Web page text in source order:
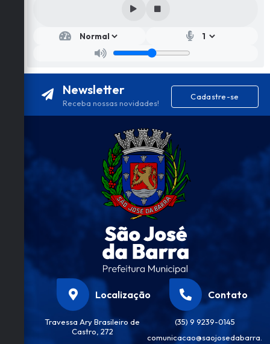
Newsletter
Receba nossas novidades!
Cadastre-se
Localização
Travessa Ary Brasileiro de
Castro, 272
Contato
(35) 9 9239-0145
comunicacao@saojosedabarra.